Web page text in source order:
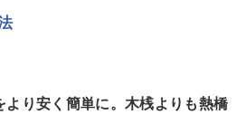
コラム
より安く簡単に。木桟よりも熱橋